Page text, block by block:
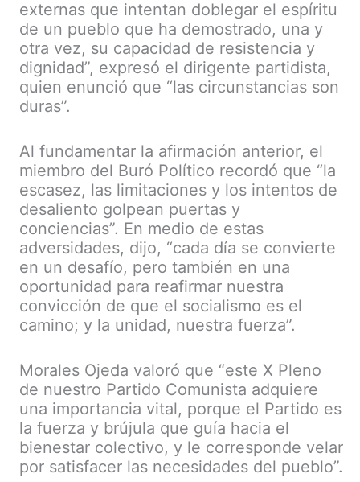
externas que intentan doblegar el espíritu
de un pueblo que ha demostrado, una y
otra vez, su capacidad de resistencia y
dignidad”, expresó el dirigente partidista,
quien enunció que “las circunstancias son
duras”.
Al fundamentar la afirmación anterior, el
miembro del Buró Político recordó que “la
escasez, las limitaciones y los intentos de
desaliento golpean puertas y
conciencias”. En medio de estas
adversidades, dijo, “cada día se convierte
en un desafío, pero también en una
oportunidad para reafirmar nuestra
convicción de que el socialismo es el
camino; y la unidad, nuestra fuerza”.
Morales Ojeda valoró que “este X Pleno
de nuestro Partido Comunista adquiere
una importancia vital, porque el Partido es
la fuerza y brújula que guía hacia el
bienestar colectivo, y le corresponde velar
por satisfacer las necesidades del pueblo”.